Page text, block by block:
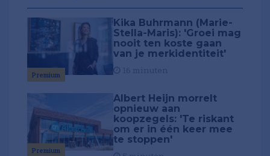
Premium
Kika Buhrmann (Marie-
Stella-Maris): 'Groei mag
nooit ten koste gaan
van je merkidentiteit'
Premium
Albert Heijn morrelt
opnieuw aan
koopzegels: 'Te riskant
om er in één keer mee
te stoppen'